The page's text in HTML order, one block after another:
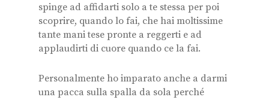
spinge ad affidarti solo a te stessa per poi
scoprire, quando lo fai, che hai moltissime
tante mani tese pronte a reggerti e ad
applaudirti di cuore quando ce la fai.
Personalmente ho imparato anche a darmi
una pacca sulla spalla da sola perché